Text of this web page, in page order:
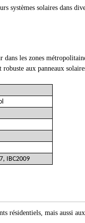
systèmes solaires dans
les zones
aux panneaux
IBC2009
résidentiels, mais aussi